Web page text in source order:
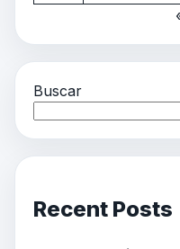
Buscar
Recent Posts